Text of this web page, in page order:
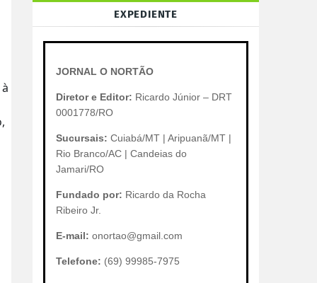
EXPEDIENTE
JORNAL O NORTÃO
Diretor e Editor: Ricardo Júnior – DRT
0001778/RO
Sucursais: Cuiabá/MT | Aripuanã/MT |
Rio Branco/AC | Candeias do
Jamari/RO
Fundado por: Ricardo da Rocha
Ribeiro Jr.
E-mail: onortao@gmail.com
Telefone: (69) 99985-7975